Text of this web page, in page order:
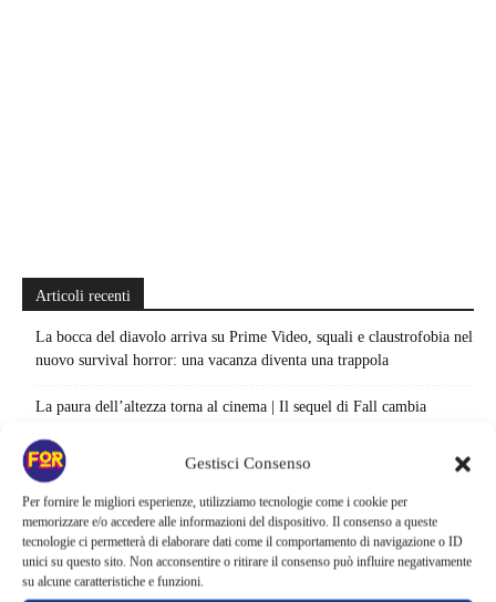
Gestisci Consenso
Per fornire le migliori esperienze, utilizziamo tecnologie come i cookie per
memorizzare e/o accedere alle informazioni del dispositivo. Il consenso a queste
tecnologie ci permetterà di elaborare dati come il comportamento di navigazione o ID
unici su questo sito. Non acconsentire o ritirare il consenso può influire negativamente
su alcune caratteristiche e funzioni.
Articoli recenti
La bocca del diavolo arriva su Prime Video, squali e claustrofobia nel
nuovo survival horror: una vacanza diventa una trappola
La paura dell’altezza torna al cinema | Il sequel di Fall cambia
Sony ferma i film sui personaggi di Spider-Man, nessun nuovo
progetto è in sviluppo: cosa resta dell’esperimento
Netflix saluta 16 titoli ad agosto 2026 | 3 serie e 13 film lasciano il
catalogo: le date da segnare per l’ultimo rewatch